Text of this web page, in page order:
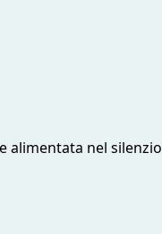
alimentata nel silenzio